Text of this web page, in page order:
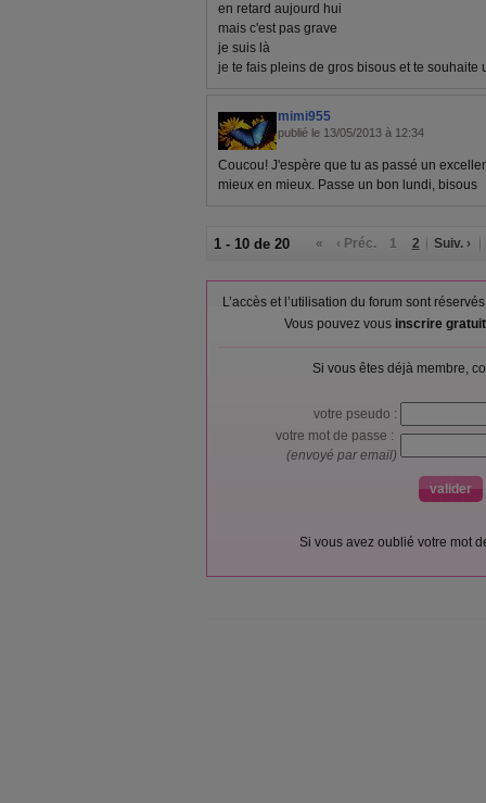
en retard aujourd hui
mais c'est pas grave
je suis là
je te fais pleins de gros bisous et te souhaite
mimi955
publié le 13/05/2013 à 12:34
Coucou! J'espère que tu as passé un
mieux en mieux. Passe un bon lundi, bisous
1 - 10 de 20 « ‹ Préc. 1 2 Suiv. ›
L’accès et l’utilisation du forum sont
Vous pouvez vous inscrire
Si vous êtes déjà membre,
votre pseudo :
votre mot de passe :
(envoyé par email)
Si vous avez oublié votre mot